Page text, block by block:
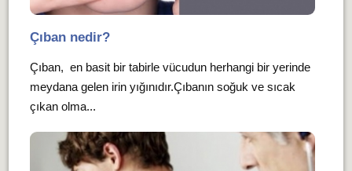
Çıban nedir?
Çıban, en basit bir tabirle vücudun herhangi bir yerinde
meydana gelen irin yığınıdır.Çıbanın soğuk ve sıcak
çıkan olma...